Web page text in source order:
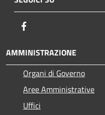
AMMINISTRAZIONE
Organi di Governo
Aree Amministrative
Uffici